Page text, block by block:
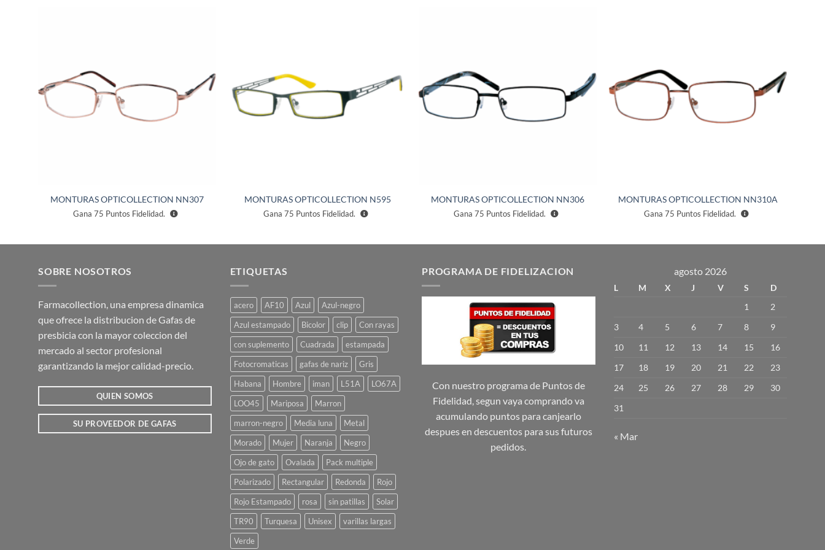
MONTURAS OPTICOLLECTION NN307
Gana 75 Puntos Fidelidad.
MONTURAS OPTICOLLECTION N595
Gana 75 Puntos Fidelidad.
MONTURAS OPTICOLLECTION NN306
Gana 75 Puntos Fidelidad.
MONTURAS OPTICOLLECTION NN310A
Gana 75 Puntos Fidelidad.
SOBRE NOSOTROS
Farmacollection, una empresa dinamica
que ofrece la distribucion de Gafas de
presbicia con la mayor coleccion del
mercado al sector profesional
garantizando la mejor calidad-precio.
QUIEN SOMOS
SU PROVEEDOR DE GAFAS
ETIQUETAS
acero AF10 Azul
Azul-negro
Azul estampado
Bicolor clip
Con rayas
con suplemento
Cuadrada
estampada
Fotocromaticas
gafas de nariz
Gris
Habana
Hombre iman L51A
LO67A
LOO45
Mariposa
Marron
marron-negro
Media luna
Metal
Morado
Mujer Naranja
Negro
Ojo de gato
Ovalada
Pack multiple
Polarizado
Rectangular Redonda
Rojo
Rojo Estampado
rosa sin patillas
Solar
TR90
Turquesa Unisex
varillas largas
Verde
PROGRAMA DE FIDELIZACION
Con nuestro programa de Puntos de
Fidelidad, segun vaya comprando va
acumulando puntos para canjearlo
despues en descuentos para sus futuros
pedidos.
agosto 2026
L M X J V S
D
1
2
3
4 5 6 7 8
9
10
11 12 13 14 15
16
17
18 19 20 21 22
23
24
25 26 27 28 29
30
31
« Mar